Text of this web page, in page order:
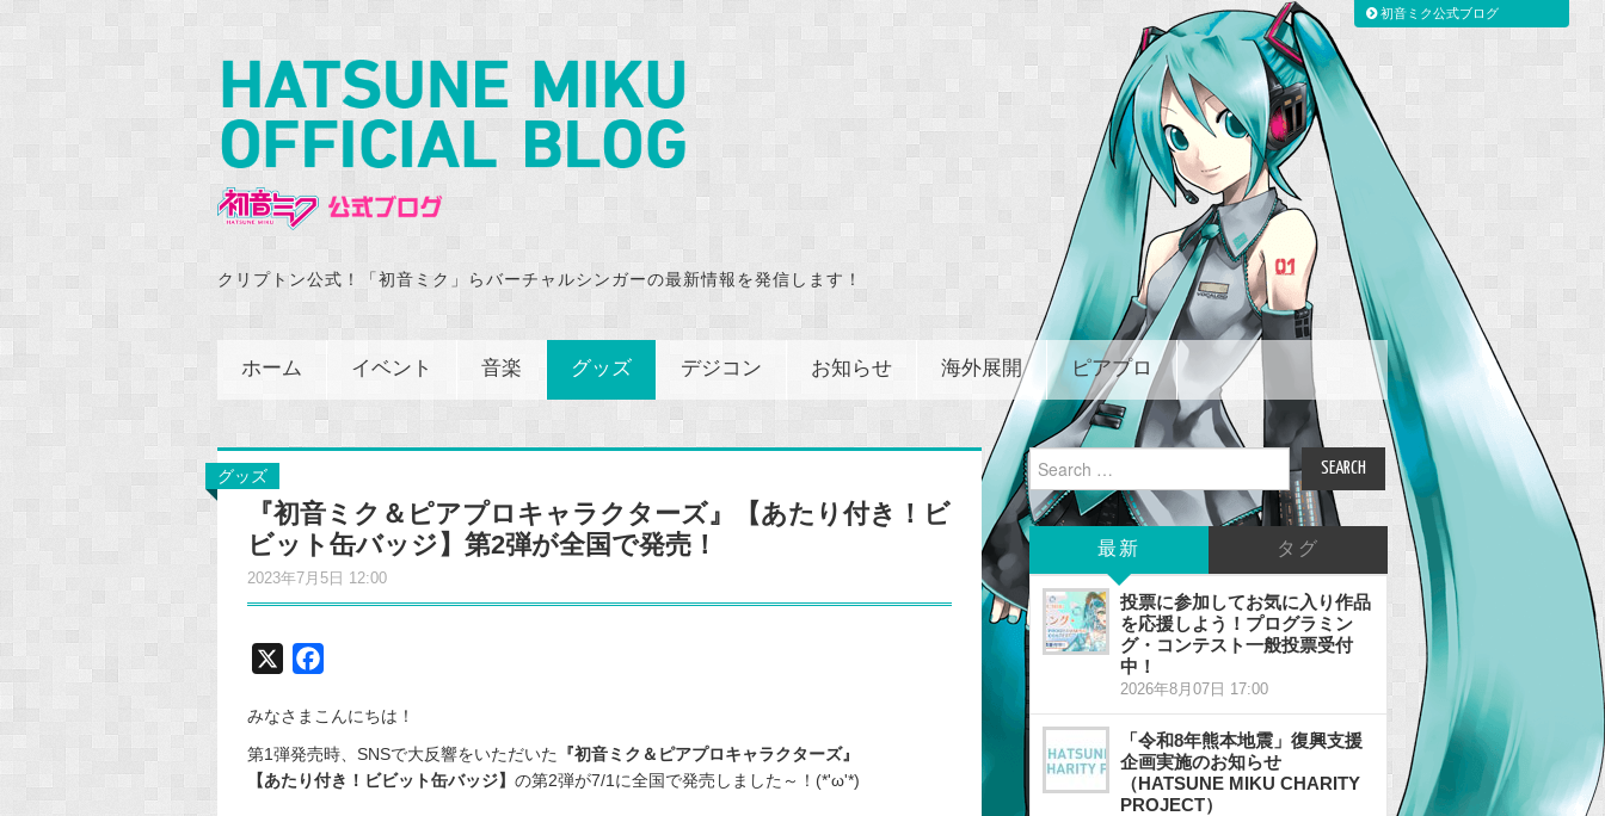
クリプトン公式！「初音ミク」らバーチャルシンガーの最新情報を発信します！
ホーム イベント 音楽 グッズ デジコン お知らせ 海外展開 ピアプロ
グッズ
『初音ミク＆ピアプロキャラクターズ』【あたり付き！ビ
ビット缶バッジ】第2弾が全国で発売！
2023年7月5日 12:00
c
e
b
みなさまこんにちは！
第1弾発売時、SNSで大反響をいただいた
『初音ミク＆ピアプロキャラクターズ』
【あたり付き！ビビット缶バッジ】 の第2弾が7/1に全国で発売しました～！(*'ω'*)
Search
for:
最新 タグ
投票に参加してお気に入り作品
を応援しよう！プログラミン
グ・コンテスト一般投票受付
中！
2026年8月07日 17:00
「令和8年熊本地震」復興支援
企画実施のお知らせ
（HATSUNE MIKU CHARITY
PROJECT）
初音ミク公式ブログ